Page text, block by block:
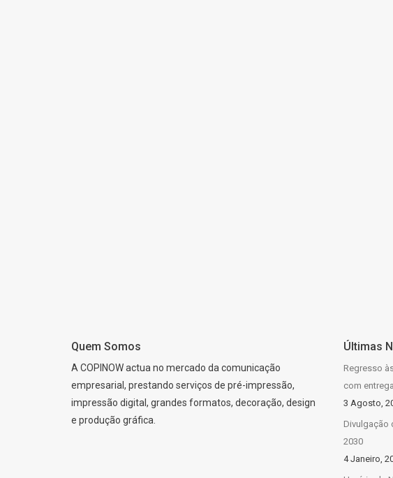
Quem Somos
A COPINOW actua no mercado da comunicação
empresarial, prestando serviços de pré-impressão,
impressão digital, grandes formatos, decoração, design
e produção gráfica.
Últimas
Regresso
com
3 Agosto,
Divulgação
2030
4 Janeiro,